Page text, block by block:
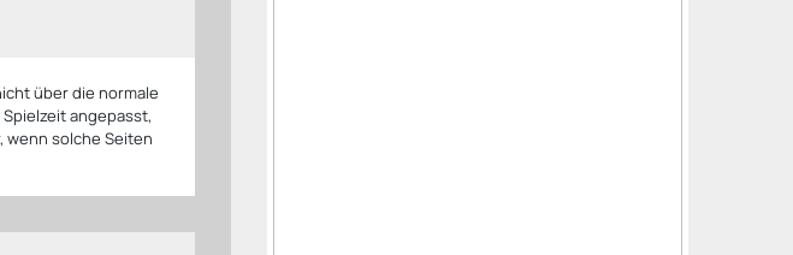
über die normale
angepasst,
wenn solche Seiten